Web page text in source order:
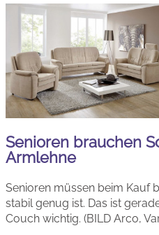
Senioren brauchen
Armlehne
Senioren müssen beim Kauf
stabil genug ist. Das ist
Couch wichtig. (BILD Arco,